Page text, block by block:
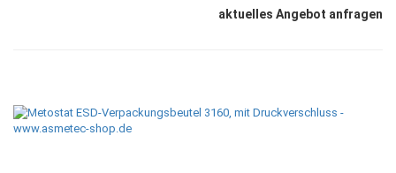
aktuelles Angebot anfragen